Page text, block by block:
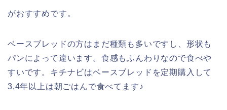
がおすすめです。
ベースブレッドの方はまだ種類も多いですし、形状も
パンによって違います。食感もふんわりなので食べや
すいです。キチナビはベースブレッドを定期購入して
3,4年以上は朝ごはんで食べてます♪